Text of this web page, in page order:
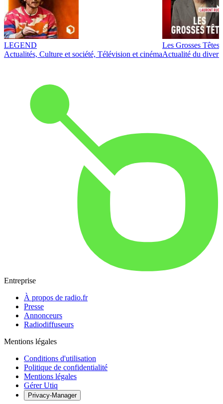
LEGEND
Actualités, Culture et société, Télévision et cinéma
Les Grosses Têtes
Actualité du
Entreprise
À propos de radio.fr
Presse
Annonceurs
Radiodiffuseurs
Mentions légales
Conditions d'utilisation
Politique de confidentialité
Mentions légales
Gérer Utiq
Privacy-Manager